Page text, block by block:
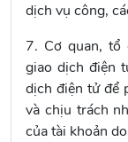
dịch vụ công,
7. Cơ quan, tổ
giao dịch điện
dịch điện tử để
và chịu trách
của tài khoản